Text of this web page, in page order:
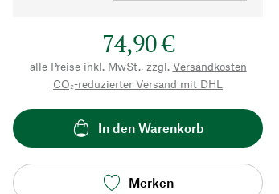
74,90 €
alle Preise inkl. MwSt., zzgl. Versandkosten
CO₂-reduzierter Versand mit DHL
In den Warenkorb
Merken